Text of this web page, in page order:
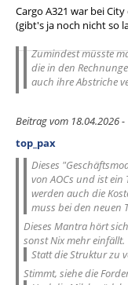
Cargo A321 war bei
(gibt's ja noch nicht so
Zumindest müsste
die in den
auch ihre Abstriche
Beitrag vom 18.04.2026
top_pax
Dieses
von AOCs und ist ein
werden auch die
muss bei den neuen
Dieses Mantra hört
sonst Nix mehr einfällt.
Statt die Struktur zu
Stimmt, siehe die